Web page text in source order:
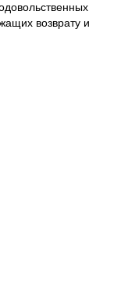
возврату и